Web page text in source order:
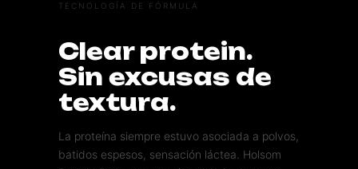
TECNOLOGÍA DE FÓRMULA
Clear protein.
Sin excusas de
textura.
La proteína siempre estuvo asociada a polvos,
batidos espesos, sensación láctea. Holsom